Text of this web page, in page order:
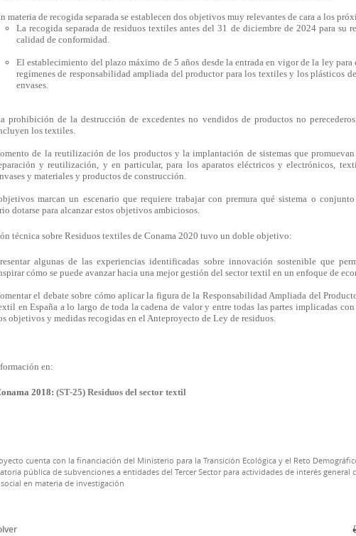
materia de recogida separada se establecen dos objetivos muy relevantes de cara a los
La recogida separada de residuos textiles antes del 31 de diciembre de 2024 para su
calidad de conformidad.
El establecimiento del plazo máximo de 5 años desde la entrada en vigor de la ley para
regímenes de responsabilidad ampliada del productor para los textiles y los plásticos
envases.
prohibición de la destrucción de excedentes no vendidos de productos no
los textiles.
de la reutilización de los productos y la implantación de sistemas que
y reutilización, y en particular, para los aparatos eléctricos y electrónicos,
y materiales y productos de construcción.
marcan un escenario que requiere trabajar con premura qué sistema o conjunto
dotarse para alcanzar estos objetivos ambiciosos.
técnica sobre Residuos textiles de Conama 2020 tuvo un doble objetivo:
algunas de las experiencias identificadas sobre innovación sostenible que
cómo se puede avanzar hacia una mejor gestión del sector textil en un enfoque de
el debate sobre cómo aplicar la figura de la Responsabilidad Ampliada del
en España a lo largo de toda la cadena de valor y entre todas las partes implicadas
objetivos y medidas recogidas en el Anteproyecto de Ley de residuos.
en:
2018: (ST-25) Residuos del sector textil
cuenta con la financiación del Ministerio para la Transición Ecológica y el Reto
pública de subvenciones a entidades del Tercer Sector para actividades de interés general
en materia de investigación